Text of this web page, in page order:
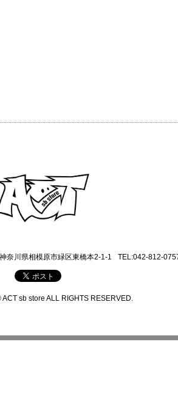
奈川県相模原市緑区東橋本2-1-1 TEL:042-812-
sb store ALL RIGHTS RESERVED.